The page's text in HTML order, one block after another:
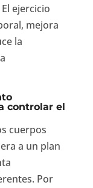
ejercicio
mejora
la
controlar el
cuerpos
a un plan
Por